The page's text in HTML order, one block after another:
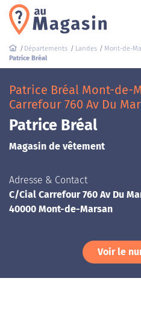
Départements Landes Mont-de-
Patrice Bréal
Patrice Bréal Mont-de-
Carrefour 760 Av Du
Patrice Bréal
Magasin de vêtement
Adresse & Contact
C/Cial Carrefour 760 Av Du
40000 Mont-de-Marsan
Voir le